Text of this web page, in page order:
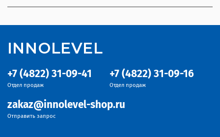
+7 (4822) 31-09-41
Отдел продаж
+7 (4822) 31-09-16
Отдел продаж
zakaz@innolevel-shop.ru
Отправить запрос
INNOLEVEL